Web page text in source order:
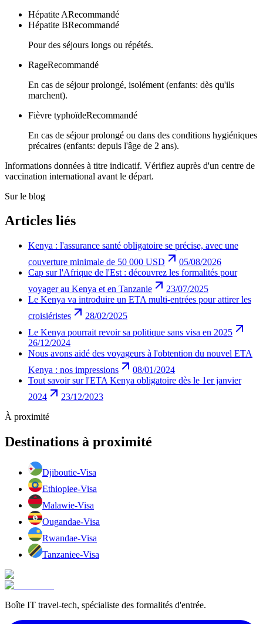
Hépatite ARecommandé
Hépatite BRecommandé
Pour des séjours longs ou répétés.
RageRecommandé
En cas de séjour prolongé, isolément (enfants: dès qu'ils
marchent).
Fièvre typhoïdeRecommandé
En cas de séjour prolongé ou dans des conditions hygiéniques
précaires (enfants: depuis l'âge de 2 ans).
Informations données à titre indicatif. Vérifiez auprès d'un centre de
vaccination international avant le départ.
Sur le blog
Articles liés
Kenya : l'assurance santé obligatoire se précise, avec une
couverture minimale de 50 000 USD
05/08/2026
Cap sur l'Afrique de l'Est : découvrez les formalités pour
voyager au Kenya et en Tanzanie
23/07/2025
Le Kenya va introduire un ETA multi-entrées pour attirer les
croisiéristes
28/02/2025
Le Kenya pourrait revoir sa politique sans visa en 2025
26/12/2024
Nous avons aidé des voyageurs à l'obtention du nouvel ETA
Kenya : nos impressions
08/01/2024
Tout savoir sur l'ETA Kenya obligatoire dès le 1er janvier
2024
23/12/2023
À proximité
Destinations à proximité
Djiboutie-Visa
Ethiopiee-Visa
Malawie-Visa
Ougandae-Visa
Rwandae-Visa
Tanzaniee-Visa
Boîte IT travel-tech, spécialiste des formalités d'entrée.